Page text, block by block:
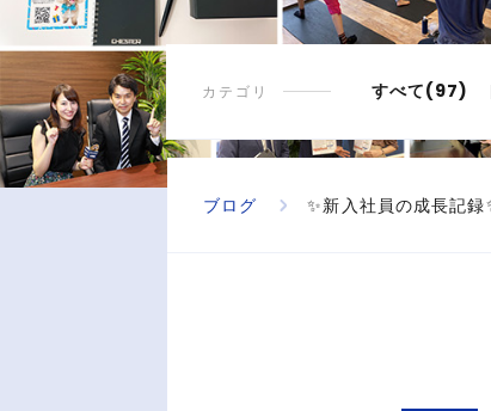
カテゴリ すべて(97)
ブログ ✨新入社員の成長記録